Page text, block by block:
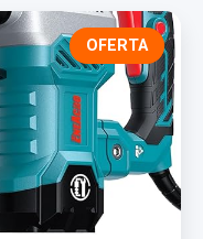
OFERTA